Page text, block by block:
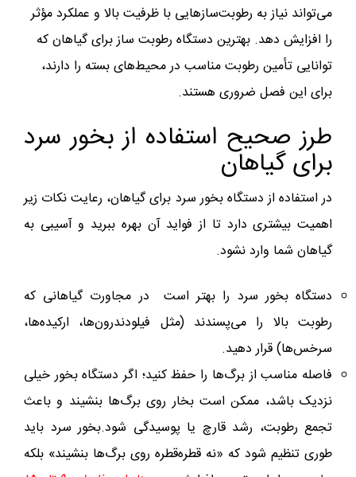
می‌تواند نیاز به رطوبت‌سازهایی با ظرفیت بالا و عملکرد مؤثر
را افزایش دهد. بهترین دستگاه‌ رطوبت ساز برای گیاهان که
توانایی تأمین رطوبت مناسب در محیط‌های بسته را دارند،
برای این فصل ضروری هستند.
طرز صحیح استفاده از بخور سرد
برای گیاهان
در استفاده از دستگاه بخور سرد برای گیاهان، رعایت نکات زیر
اهمیت بیشتری دارد تا از فواید آن بهره ببرید و آسیبی به
گیاهان شما وارد نشود.
دستگاه بخور سرد را بهتر است در مجاورت گیاهانی که
رطوبت بالا را می‌پسندند (مثل فیلودندرون‌ها، ارکیده‌ها،
سرخس‌ها) قرار دهید.
فاصله مناسب از برگ‌ها را حفظ کنید؛ اگر دستگاه بخور خیلی
نزدیک باشد، ممکن است بخار روی برگ‌ها بنشیند و باعث
تجمع رطوبت، رشد قارچ یا پوسیدگی شود.بخور سرد باید
طوری تنظیم شود که «نه قطره‌قطره روی برگ‌ها بنشیند» بلکه